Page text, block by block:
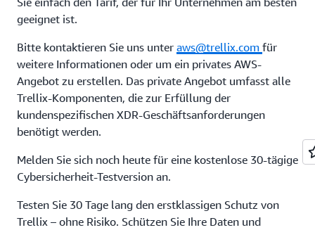
geeignet ist.
Bitte kontaktieren Sie uns unter aws@trellix.com für
weitere Informationen oder um ein privates AWS-
Angebot zu erstellen. Das private Angebot umfasst alle
Trellix-Komponenten, die zur Erfüllung der
kundenspezifischen XDR-Geschäftsanforderungen
benötigt werden.
Melden Sie sich noch heute für eine kostenlose 30-tägige
Cybersicherheit-Testversion an.
Testen Sie 30 Tage lang den erstklassigen Schutz von
Trellix – ohne Risiko. Schützen Sie Ihre Daten und